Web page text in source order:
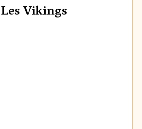
Les Vikings